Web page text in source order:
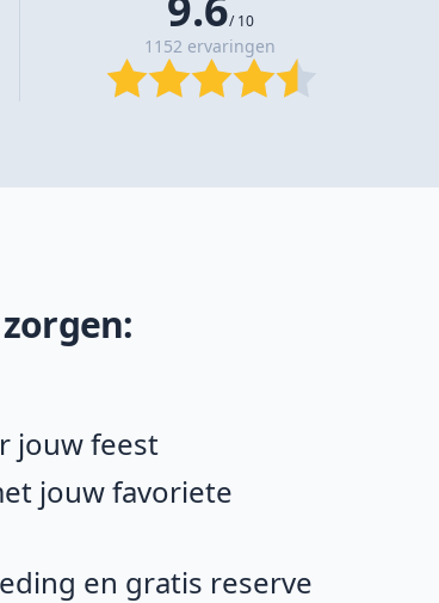
/ 10
1152 ervaringen
jouw feest
jouw favoriete
en gratis reserve